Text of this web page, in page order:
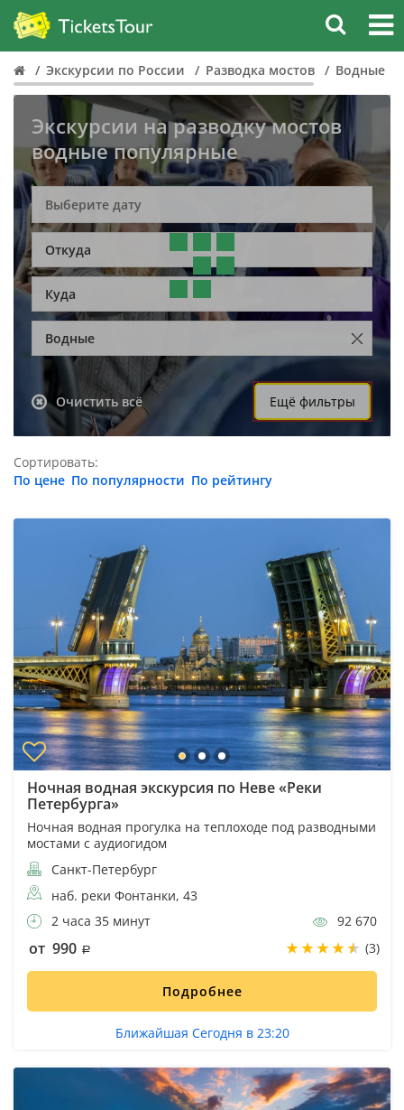
Экскурсии по России Разводка мостов Водные
Экскурсии на разводку мостов
водные популярные
Откуда
Куда
Водные
Очистить всё Ещё фильтры
Сортировать:
По цене По популярности По рейтингу
Ночная водная экскурсия по Неве «Реки
Петербурга»
Ночная водная прогулка на теплоходе под разводными
мостами с аудиогидом
Санкт-Петербург
наб. реки Фонтанки, 43
2 часа 35 минут
92 670
от 990 (3)
Подробнее
Ближайшая Сегодня в 23:20